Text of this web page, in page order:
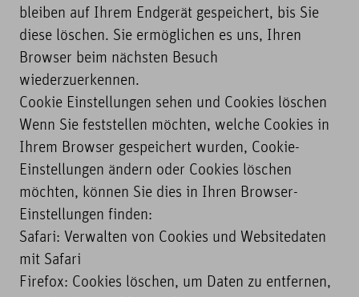
bleiben auf Ihrem Endgerät gespeichert, bis Sie
diese löschen. Sie ermöglichen es uns, Ihren
Browser beim nächsten Besuch
wiederzuerkennen.
Cookie Einstellungen sehen und Cookies löschen
Wenn Sie feststellen möchten, welche Cookies in
Ihrem Browser gespeichert wurden, Cookie-
Einstellungen ändern oder Cookies löschen
möchten, können Sie dies in Ihren Browser-
Einstellungen finden:
Safari: Verwalten von Cookies und Websitedaten
mit Safari
Firefox: Cookies löschen, um Daten zu entfernen,